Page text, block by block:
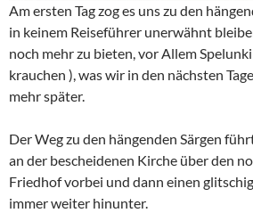
Am ersten Tag zog es uns zu den
in keinem Reiseführer unerwähnt
noch mehr zu bieten, vor Allem
krauchen ), was wir in den nächsten
mehr später.
Der Weg zu den hängenden Särgen
an der bescheidenen Kirche über den
Friedhof vorbei und dann einen
immer weiter hinunter.